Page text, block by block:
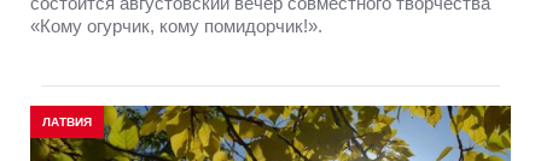
«Кому огурчик, кому помидорчик!».
ЛАТВИЯ